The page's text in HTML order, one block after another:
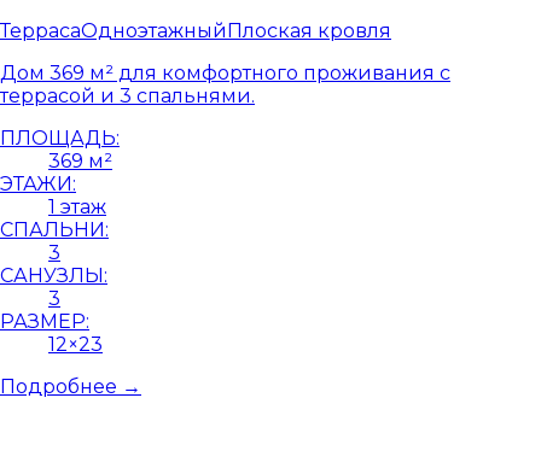
ТеррасаОдноэтажный Плоская кровля
Дом 369 м² для комфортного проживания с
террасой и 3 спальнями.
ПЛОЩАДЬ:
369 м²
ЭТАЖИ:
1 этаж
СПАЛЬНИ:
3
САНУЗЛЫ:
3
РАЗМЕР:
12×23
Подробнее →